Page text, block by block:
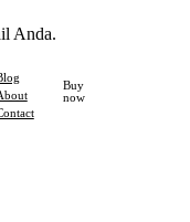
Anda.
Buy
now